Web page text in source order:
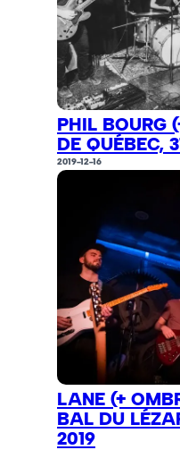
PHIL BOURG
DE QUÉBEC,
2019-12-16
LANE (+
BAL DU
2019